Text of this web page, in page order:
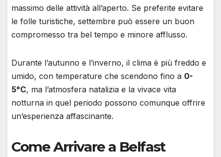
massimo delle attività all’aperto. Se preferite evitare
le folle turistiche, settembre può essere un buon
compromesso tra bel tempo e minore afflusso.
Durante l’autunno e l’inverno, il clima è più freddo e
umido, con temperature che scendono fino a 0-
5°C, ma l’atmosfera natalizia e la vivace vita
notturna in quel periodo possono comunque offrire
un’esperienza affascinante.
Come Arrivare a Belfast